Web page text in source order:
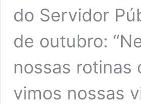
do Servidor
de outubro:
nossas rotinas
vimos nossas